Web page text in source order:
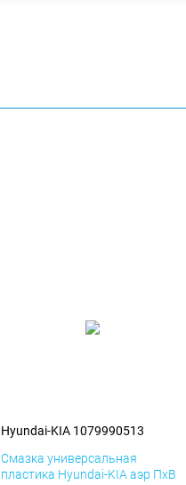
Hyundai-KIA 1079990513
Смазка универсальная
пластика Hyundai-KIA аэр ПхВ